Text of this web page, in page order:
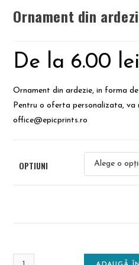
Ornament din
De la 6.00 lei
Ornament din ardezie, in forma
Pentru o oferta personalizata,
office@epicprints.ro
OPTIUNI